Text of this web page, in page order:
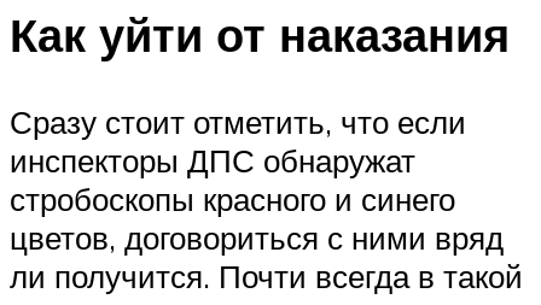
Как уйти от наказания
Сразу стоит отметить, что если
инспекторы ДПС обнаружат
стробоскопы красного и синего
цветов, договориться с ними вряд
ли получится. Почти всегда в такой